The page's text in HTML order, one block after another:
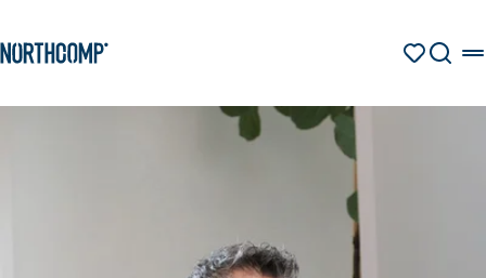
Zur Navigation springen
SUCHE
Unternehmen